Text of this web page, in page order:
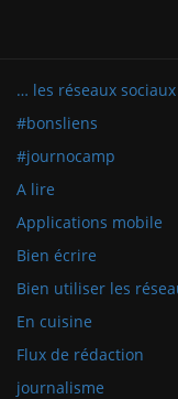
… les réseaux sociaux
#bonsliens
#journocamp
A lire
Applications mobile
Bien écrire
Bien utiliser les
En cuisine
Flux de rédaction
journalisme